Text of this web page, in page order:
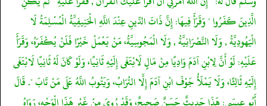
الَّذِينَ كَفَرُوا " وَقَرَأَ فِيهَا: إِنَّ ذَاتَ الدِّينِ عِنْدَ اللَّهِ الْحَنِيفِيَّةُ الْمُسْلِمَةُ لَا
الْيَهُودِيَّةُ , وَلَا النَّصْرَانِيَّةُ , وَلَا الْمَجُوسِيَّةُ، مَنْ يَعْمَلْ خَيْرًا فَلَنْ يُكْفَرَهُ، وَقَرَأَ
عَلَيْهِ: لَوْ أَنَّ لِابْنِ آدَمَ وَادِيًا مِنْ مَالٍ لَابْتَغَى إِلَيْهِ ثَانِيًا، وَلَوْ كَانَ لَهُ ثَانِيًا لَابْتَغَى
إِلَيْهِ ثَالِثًا، وَلَا يَمْلَأُ جَوْفَ ابْنِ آدَمَ إِلَّا التُرَابُ، وَيَتُوبُ اللَّهُ عَلَى مَنْ تَابَ ". قَالَ